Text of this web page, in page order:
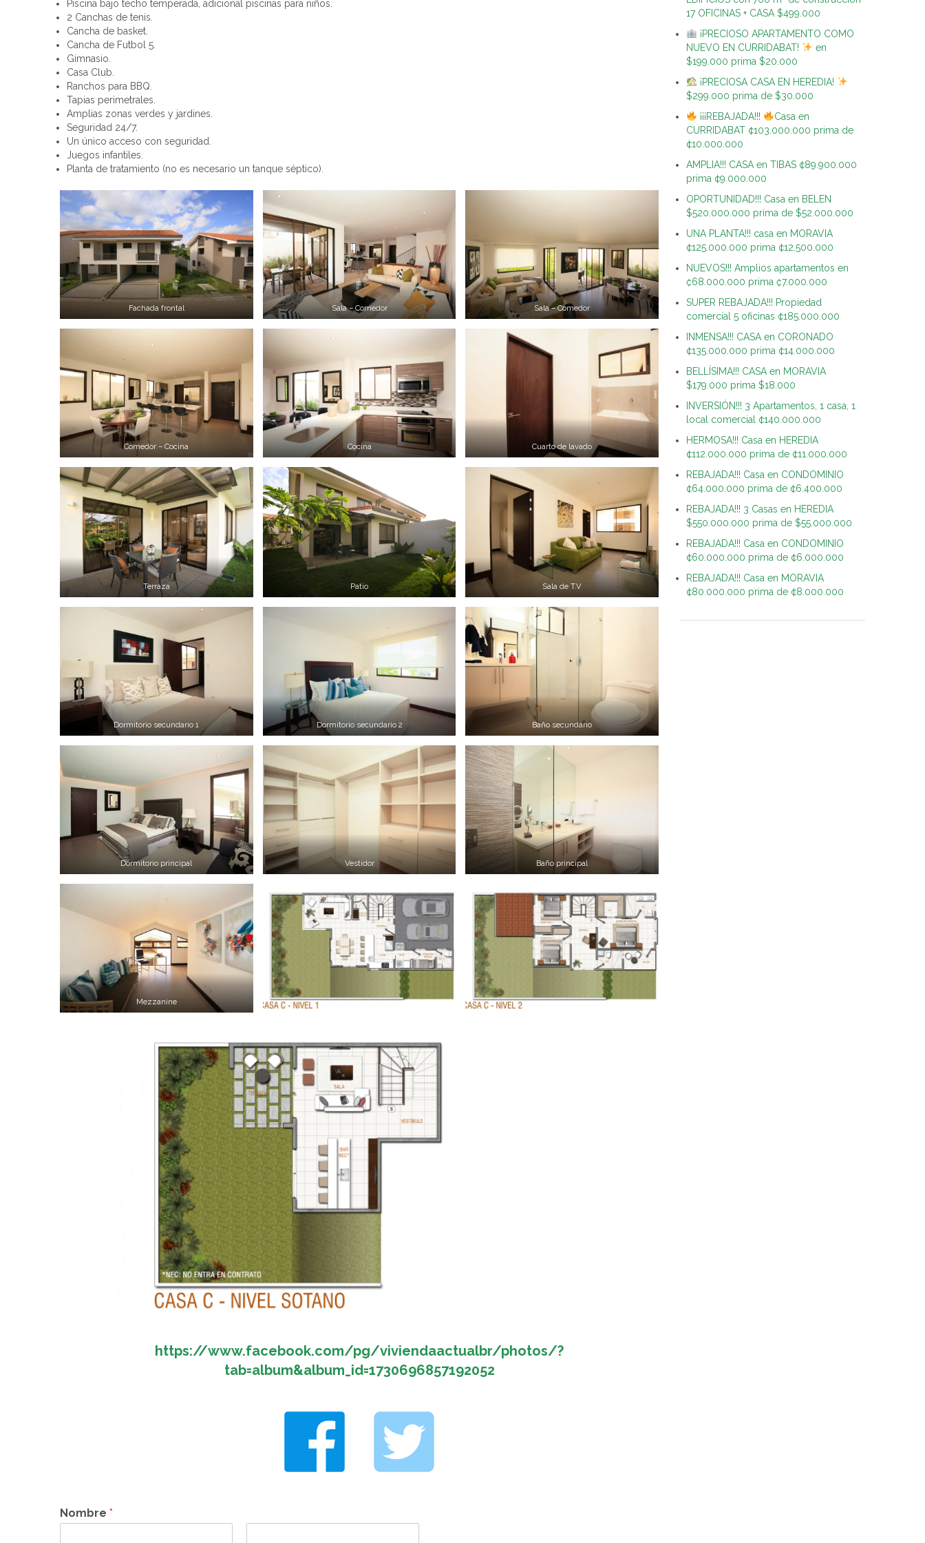
Piscina bajo techo temperada, adicional piscinas para niños.
2 Canchas de tenis.
Cancha de basket.
Cancha de Futbol 5.
Gimnasio.
Casa Club.
Ranchos para BBQ.
Tapias perimetrales.
Amplias zonas verdes y jardines.
Seguridad 24/7.
Un único acceso con seguridad.
Juegos infantiles.
Planta de tratamiento (no es necesario un tanque séptico).
Fachada frontal Sala – Comedor Sala – Comedor
Comedor – Cocina Cocina Cuarto de lavado
Terraza Patio Sala de T.V
Dormitorio secundario 1 Dormitorio secundario 2 Baño secundario
Dormitorio principal Vestidor Baño principal
Mezzanine
https://www.facebook.com/pg/viviendaactualbr/photos/?
tab=album&album_id=1730696857192052
Nombre *
17 OFICINAS + CASA $499.000
¡PRECIOSO APARTAMENTO COMO
NUEVO EN CURRIDABAT!
en
$199.000 prima $20.000
¡PRECIOSA CASA EN HEREDIA!
$299.000 prima de $30.000
¡¡¡REBAJADA!!!
Casa en
CURRIDABAT ¢103.000.000 prima de
¢10.000.000
AMPLIA!!! CASA en TIBAS ¢89.900.000
prima ¢9.000.000
OPORTUNIDAD!!! Casa en BELEN
$520.000.000 prima de $52.000.000
UNA PLANTA!!! casa en MORAVIA
¢125.000.000 prima ¢12.500.000
NUEVOS!!! Amplios apartamentos en
₡68.000.000 prima ₡7.000.000
SUPER REBAJADA!!! Propiedad
comercial 5 oficinas ¢185.000.000
INMENSA!!! CASA en CORONADO
¢135.000.000 prima ¢14.000.000
BELLÍSIMA!!! CASA en MORAVIA
$179.000 prima $18.000
INVERSIÓN!!! 3 Apartamentos, 1 casa, 1
local comercial ¢140.000.000
HERMOSA!!! Casa en HEREDIA
¢112.000.000 prima de ¢11.000.000
REBAJADA!!! Casa en CONDOMINIO
¢64.000.000 prima de ¢6.400.000
REBAJADA!!! 3 Casas en HEREDIA
$550.000.000 prima de $55.000.000
REBAJADA!!! Casa en CONDOMINIO
¢60.000.000 prima de ¢6.000.000
REBAJADA!!! Casa en MORAVIA
¢80.000.000 prima de ¢8.000.000